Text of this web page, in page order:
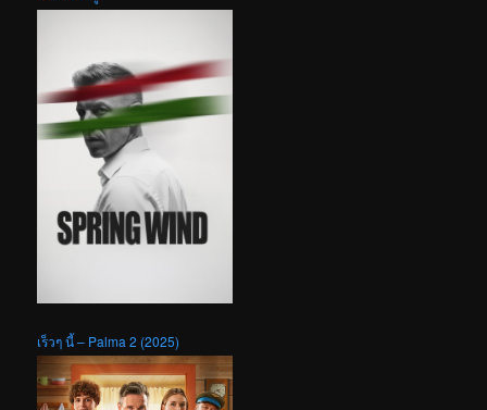
เร็วๆ นี้ – Palma 2 (2025)